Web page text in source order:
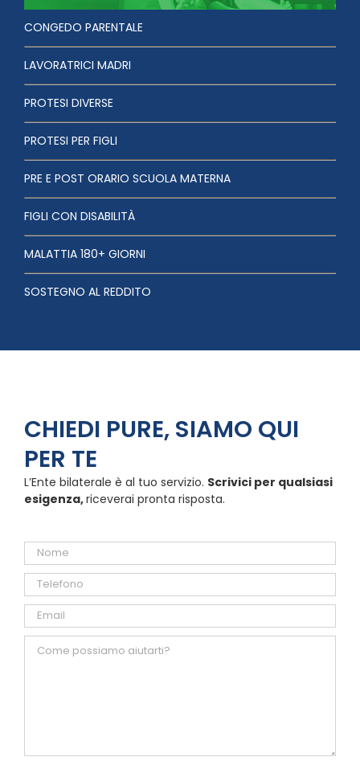
CONGEDO PARENTALE
LAVORATRICI MADRI
PROTESI DIVERSE
PROTESI PER FIGLI
PRE E POST ORARIO SCUOLA MATERNA
FIGLI CON DISABILITÀ
MALATTIA 180+ GIORNI
SOSTEGNO AL REDDITO
CHIEDI PURE, SIAMO QUI
PER TE
L’Ente bilaterale è al tuo servizio. Scrivici per qualsiasi
esigenza,riceverai pronta risposta.